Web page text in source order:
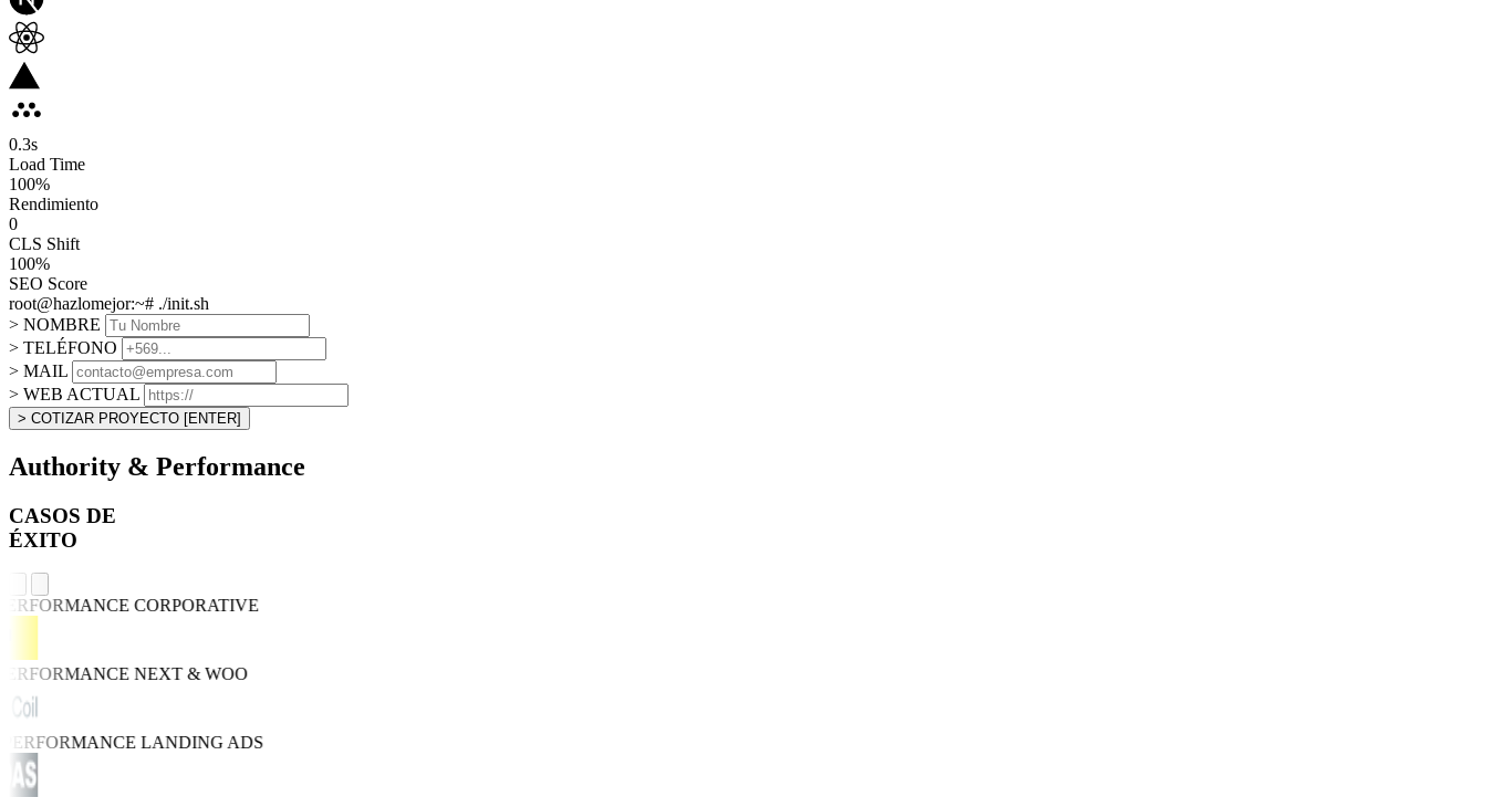
0.3s
Load Time
100%
Rendimiento
0
CLS Shift
100%
SEO Score
root@hazlomejor:~# ./init.sh
> NOMBRE
> TELÉFONO
> MAIL
> WEB ACTUAL
> COTIZAR PROYECTO [ENTER]
Authority & Performance
CASOS DE
ÉXITO
CORPORATIVE
NEXT & WOO
LANDING ADS